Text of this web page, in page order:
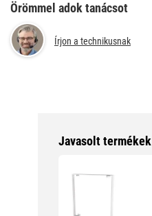
Örömmel adok tanácsot
Írjon a technikusnak
Javasolt termékek